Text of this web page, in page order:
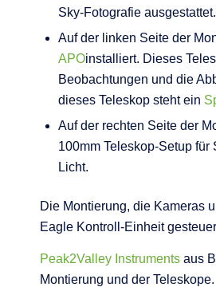
Sky-Fotografie ausgestattet.
Auf der linken Seite der
APOinstalliert. Dieses
Beobachtungen und die
dieses Teleskop steht ein
Auf der rechten Seite der
100mm Teleskop-Setup
Licht.
Die Montierung, die Kameras
Eagle Kontroll-Einheit
Peak2Valley Instruments aus
Montierung und der Teleskope.